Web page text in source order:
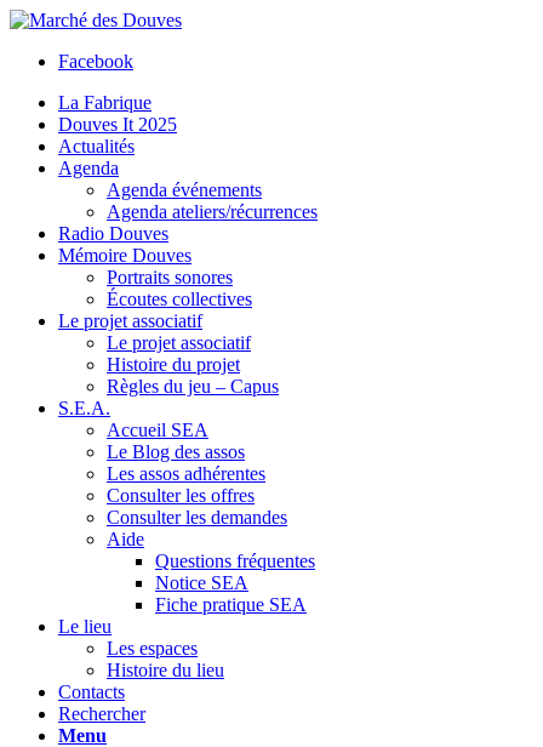
Facebook
La Fabrique
Douves It 2025
Actualités
Agenda
Agenda événements
Agenda ateliers/récurrences
Radio Douves
Mémoire Douves
Portraits sonores
Écoutes collectives
Le projet associatif
Le projet associatif
Histoire du projet
Règles du jeu – Capus
S.E.A.
Accueil SEA
Le Blog des assos
Les assos adhérentes
Consulter les offres
Consulter les demandes
Aide
Questions fréquentes
Notice SEA
Fiche pratique SEA
Le lieu
Les espaces
Histoire du lieu
Contacts
Rechercher
Menu